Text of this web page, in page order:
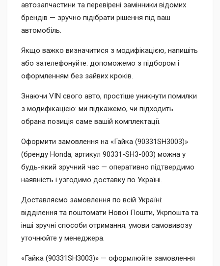
автозапчастини та перевірені замінники відомих
брендів — зручно підібрати рішення під ваш
автомобіль.
Якщо важко визначитися з модифікацією, напишіть
або зателефонуйте: допоможемо з підбором і
оформленням без зайвих кроків.
Знаючи VIN свого авто, простіше уникнути помилки
з модифікацією: ми підкажемо, чи підходить
обрана позиція саме вашій комплектації.
Оформити замовлення на «Гайка (90331SH3003)»
(бренду Honda, артикул 90331-SH3-003) можна у
будь-який зручний час — оперативно підтвердимо
наявність і узгодимо доставку по Україні.
Доставляємо замовлення по всій Україні:
відділення та поштомати Нової Пошти, Укрпошта та
інші зручні способи отримання; умови самовивозу
уточнюйте у менеджера.
«Гайка (90331SH3003)» — оформлюйте замовлення